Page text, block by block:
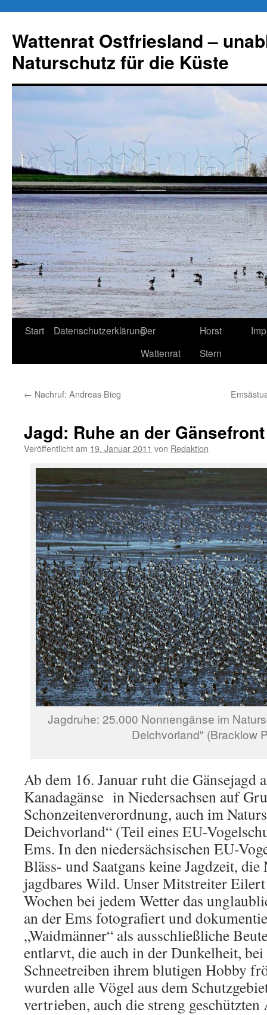
springen
Wattenrat Ostfriesland –
Naturschutz für die Küste
Start DatenschutzerklärungDer
Wattenrat
Horst
Stern
← Nachruf: Andreas Bieg
Jagd: Ruhe an der Gänsefront
Veröffentlicht am 19. Januar 2011 von Redaktion
Jagdruhe: 25.000 Nonnengänse im
Deichvorland" (Bracklow
Ab dem 16. Januar ruht die Gänsejagd
Kanadagänse in Niedersachsen auf
Schonzeitenverordnung, auch im
Deichvorland“ (Teil eines EU-
Ems. In den niedersächsischen EU-
Bläss- und Saatgans keine Jagdzeit,
jagdbares Wild. Unser Mitstreiter
Wochen bei jedem Wetter das
an der Ems fotografiert und
„Waidmänner“ als ausschließliche
entlarvt, die auch in der Dunkelheit,
Schneetreiben ihrem blutigen Hobby
wurden alle Vögel aus dem
vertrieben, auch die streng geschützten